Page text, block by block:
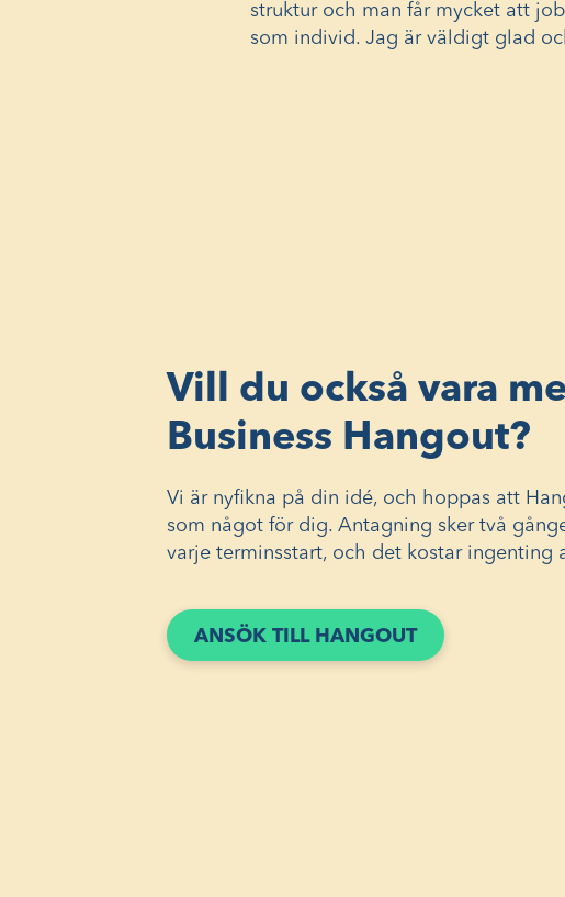
struktur och man får mycket att
som individ. Jag är väldigt glad
Vill du också vara
Business Hangout?
Vi är nyfikna på din idé, och hoppas att
som något för dig. Antagning sker två
varje terminsstart, och det kostar ingenting
ANSÖK TILL HANGOUT(ÖPPNAS
I